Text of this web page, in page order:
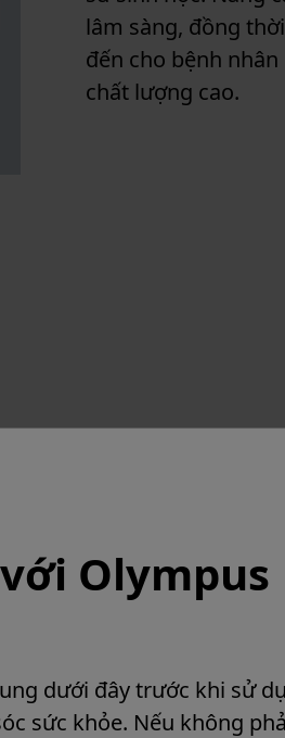
lâm sàng, đồng
đến cho bệnh
chất lượng cao.
Olympus
dưới đây trước khi sử
sức khỏe. Nếu không